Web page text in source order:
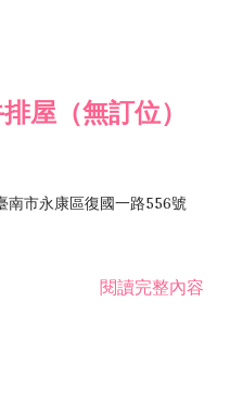
屋（無訂位）
南市永康區復國一路556號
閱讀完整內容